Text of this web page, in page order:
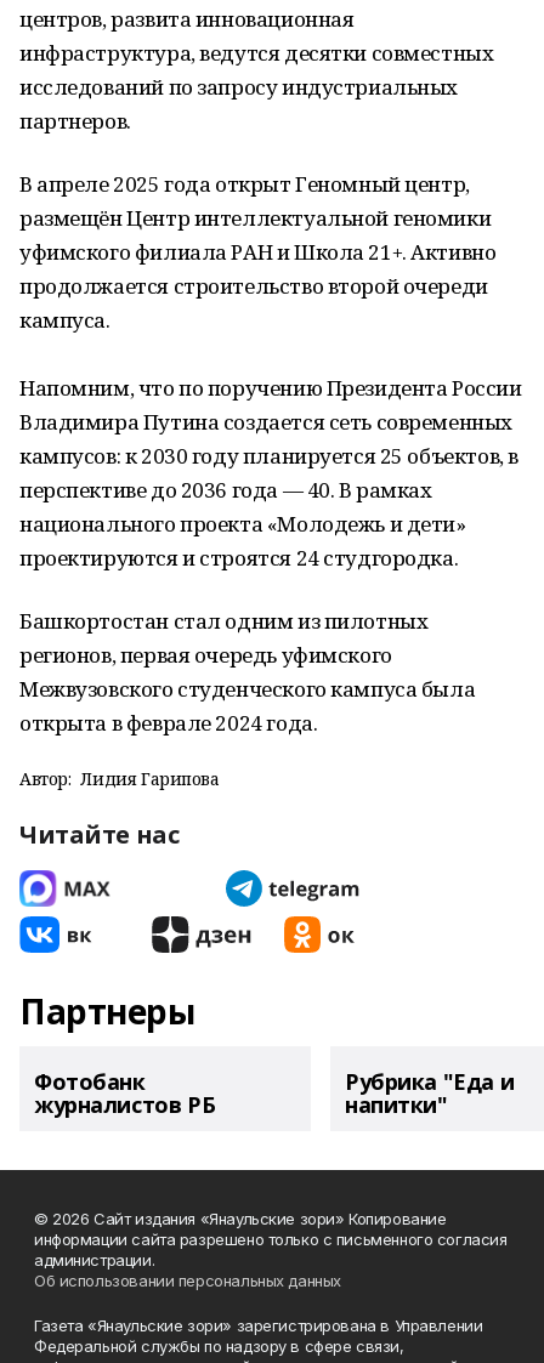
центров, развита инновационная
инфраструктура, ведутся десятки совместных
исследований по запросу индустриальных
партнеров.
В апреле 2025 года открыт Геномный центр,
размещён Центр интеллектуальной геномики
уфимского филиала РАН и Школа 21+. Активно
продолжается строительство второй очереди
кампуса.
Напомним, что по поручению Президента России
Владимира Путина создается сеть современных
кампусов: к 2030 году планируется 25 объектов, в
перспективе до 2036 года — 40. В рамках
национального проекта «Молодежь и дети»
проектируются и строятся 24 студгородка.
Башкортостан стал одним из пилотных
регионов, первая очередь уфимского
Межвузовского студенческого кампуса была
открыта в феврале 2024 года.
Автор: Лидия Гарипова
Читайте нас
Партнеры
Фотобанк
журналистов РБ
Рубрика "Еда и
напитки"
© 2026 Сайт издания «Янаульские зори» Копирование
информации сайта разрешено только с письменного согласия
администрации.
Об использовании персональных данных
Газета «Янаульские зори» зарегистрирована в Управлении
Федеральной службы по надзору в сфере связи,